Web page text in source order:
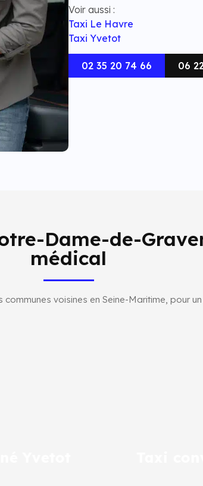
Voir aussi :
Taxi Le Havre
Taxi Yvetot
02 35 20 74 66 06
Dame-de-
médical
voisines en Seine-Maritime, pour